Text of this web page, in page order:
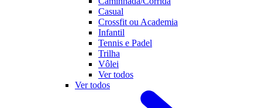
Casual
Crossfit ou Academia
Infantil
Tennis e Padel
Trilha
Vôlei
Ver todos
Ver todos